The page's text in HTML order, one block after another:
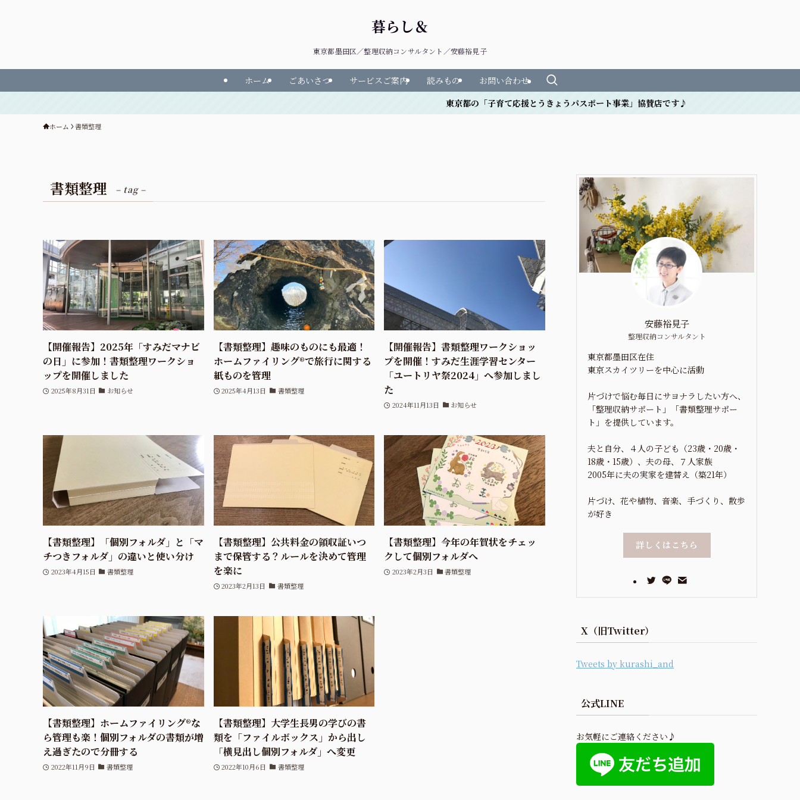
暮らし＆
東京都墨田区／整理収納コンサルタント／安藤裕見子
ホーム ごあいさつ サービスご案内 読みもの
お問い合わせ
東京都の「子育て応援とうきょうパスポート事業」協賛店です♪
ホーム 書類整理
書類整理 – tag –
【開催報告】2025年「すみだマナビ
の日」に参加！書類整理ワークショ
ップを開催しました
2025年8月31日 お知らせ
【書類整理】趣味のものにも最適！
ホームファイリング®で旅行に関する
紙ものを管理
2025年4月13日 書類整理
【開催報告】書類整理ワークショッ
プを開催！すみだ生涯学習センター
「ユートリヤ祭2024」へ参加しまし
た
2024年11月13日 お知らせ
【書類整理】「個別フォルダ」と「マ
チつきフォルダ」の違いと使い分け
2023年4月15日 書類整理
【書類整理】公共料金の領収証いつ
まで保管する？ルールを決めて管理
を楽に
2023年2月13日 書類整理
【書類整理】今年の年賀状をチェッ
クして個別フォルダへ
2023年2月3日 書類整理
【書類整理】ホームファイリング®な
ら管理も楽！個別フォルダの書類が増
え過ぎたので分冊する
2022年11月9日 書類整理
【書類整理】大学生長男の学びの書
類を「ファイルボックス」から出し
「横見出し個別フォルダ」へ変更
2022年10月6日 書類整理
安藤裕見子
整理収納コンサルタント
東京都墨田区在住
東京スカイツリーを中心に活動
片づけで悩む毎日にサヨナラしたい方へ、
「整理収納サポート」「書類整理サポー
ト」を提供しています。
夫と自分、４人の子ども（23歳・20歳・
18歳・15歳）、夫の母、７人家族
2005年に夫の実家を建替え（築21年）
片づけ、花や植物、音楽、手づくり、散歩
が好き
詳しくはこちら
X（旧Twitter）
Tweets by kurashi_and
公式LINE
お気軽にご連絡ください♪